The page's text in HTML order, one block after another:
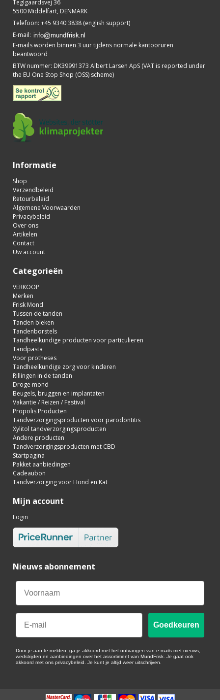
Teglgaardsvej 36
5500 Middelfart, DENMARK
Telefoon: +45 9340 3838 (english support)
E-mail:
E-mails worden binnen 3 uur tijdens normale kantooruren
beantwoord
BTW nummer: DK39991373 Albert Larsen ApS (VAT is reported under
the EU One Stop Shop (OSS) scheme)
Informatie
Shop
Verzendbeleid
Retourbeleid
Algemene Voorwaarden
Privacybeleid
Over ons
Artikelen
Contact
Uw account
Categorieën
VERKOOP
Merken
Frisk Mond
Tussen de tanden
Tanden bleken
Tandenborstels
Tandheelkundige producten voor particulieren
Tandpasta
Voor protheses
Tandheelkundige zorg voor kinderen
Rillingen in de tanden
Droge mond
Beugels, bruggen en implantaten
Vakantie / Reizen / Festival
Propolis Producten
Tandverzorgingsproducten voor parodontitis
Xylitol tandverzorgingsproducten
Andere producten
Tandverzorgingsproducten met CBD
Startpagina
Pakket aanbiedingen
Cadeaubon
Tandverzorging voor Hond en Kat
Mijn account
Login
Nieuws abonnement
Email
Goedkeuren
Door je aan te melden, ga je akkoord met het ontvangen van e-mails met nieuws,
wedstrijden en aanbiedingen over het assortiment van MundFrisk. Je gaat ook
akkoord met ons privacybeleid. Je kunt je altijd weer uitschrijven.